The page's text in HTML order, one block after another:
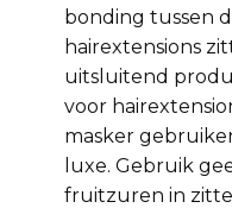
bonding tussen
hairextensions
uitsluitend
voor
masker
luxe. Gebruik
fruitzuren in